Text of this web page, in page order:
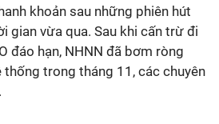
khoản sau những phiên hút
gian vừa qua. Sau khi cấn trừ đi
đáo hạn, NHNN đã bơm ròng
trong tháng 11, các chuyên